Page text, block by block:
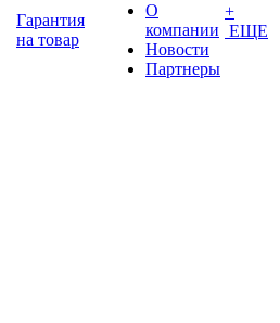
Гарантия
на товар
О
компании
Новости
Партнеры
+
ЕЩЕ